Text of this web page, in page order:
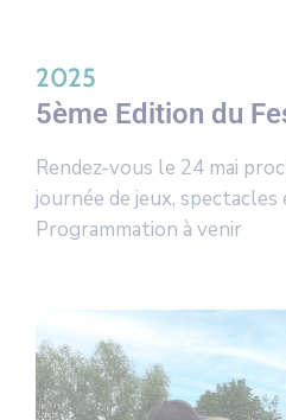
2025
5ème Edition du
Rendez-vous le 24 mai
journée de jeux,
Programmation à venir